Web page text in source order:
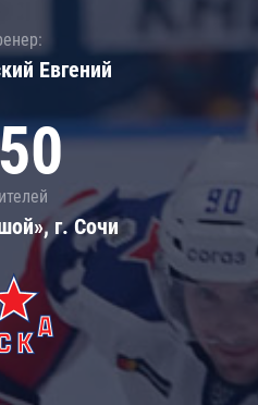
Евгений
г. Сочи